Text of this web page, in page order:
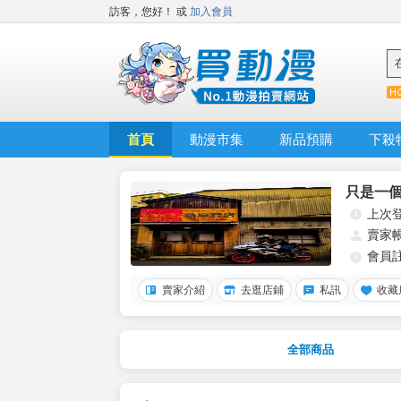
訪客，您好！ 或 加入會員
首頁 動漫市集 新品預購 下殺
只是一
上次
賣家
會員
賣家介紹 去逛店鋪 私訊 收藏
全部商品